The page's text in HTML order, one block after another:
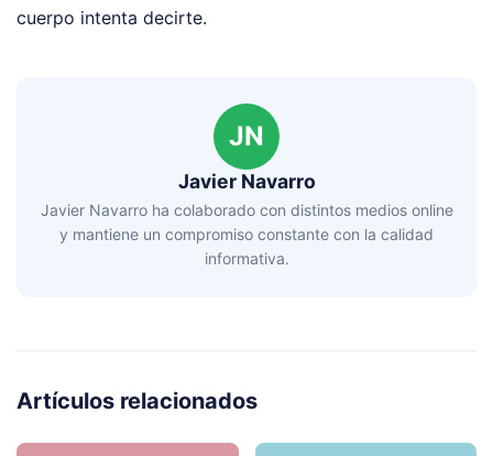
cuerpo intenta decirte.
JN
Javier Navarro
Javier Navarro ha colaborado con distintos medios online
y mantiene un compromiso constante con la calidad
informativa.
Artículos relacionados